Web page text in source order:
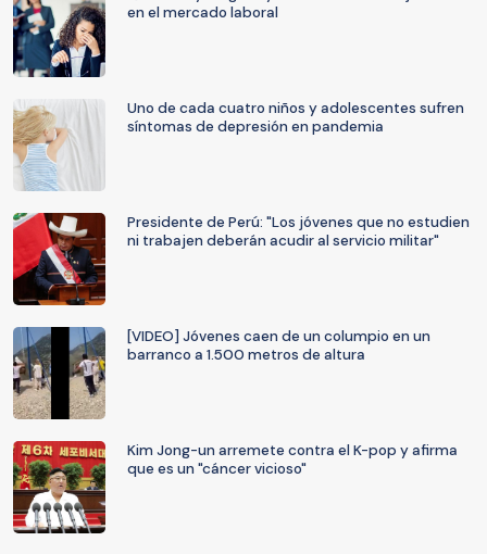
en el mercado laboral
Uno de cada cuatro niños y adolescentes sufren
síntomas de depresión en pandemia
Presidente de Perú: "Los jóvenes que no estudien
ni trabajen deberán acudir al servicio militar"
[VIDEO] Jóvenes caen de un columpio en un
barranco a 1.500 metros de altura
Kim Jong-un arremete contra el K-pop y afirma
que es un "cáncer vicioso"